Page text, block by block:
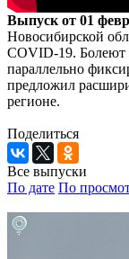
Выпуск от 01
Новосибирской
COVID-19. Болеют
параллельно
предложил
регионе.
Поделиться
Все выпуски
По дате По